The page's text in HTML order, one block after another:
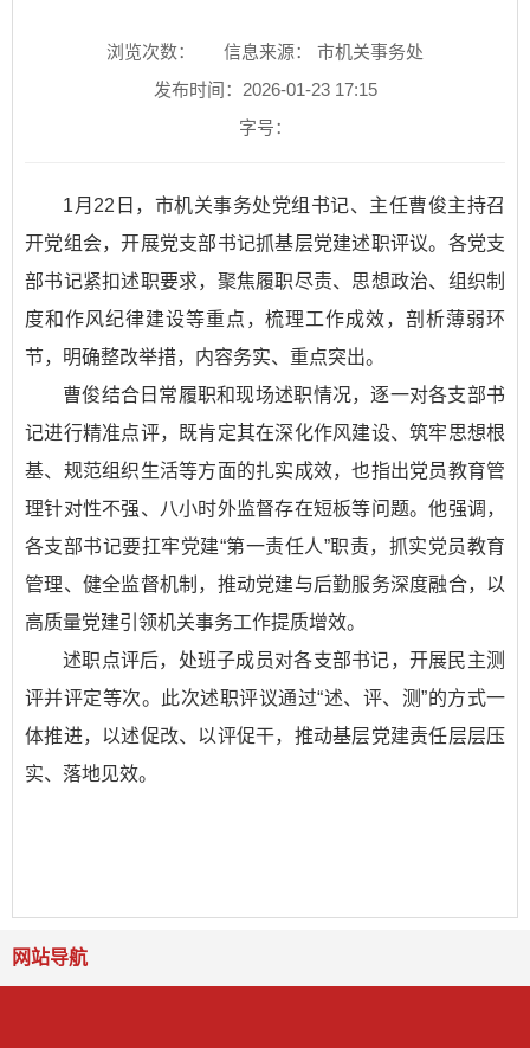
浏览次数：
信息来源： 市机关事务处
发布时间：2026-01-23 17:15
字号：
1月22日，市机关事务处党组书记、主任曹俊主持召
开党组会，开展党支部书记抓基层党建述职评议。各党支
部书记紧扣述职要求，聚焦履职尽责、思想政治、组织制
度和作风纪律建设等重点，梳理工作成效，剖析薄弱环
节，明确整改举措，内容务实、重点突出。
曹俊结合日常履职和现场述职情况，逐一对各支部书
记进行精准点评，既肯定其在深化作风建设、筑牢思想根
基、规范组织生活等方面的扎实成效，也指出党员教育管
理针对性不强、八小时外监督存在短板等问题。他强调，
各支部书记要扛牢党建“第一责任人”职责，抓实党员教育
管理、健全监督机制，推动党建与后勤服务深度融合，以
高质量党建引领机关事务工作提质增效。
述职点评后，处班子成员对各支部书记，开展民主测
评并评定等次。此次述职评议通过“述、评、测”的方式一
体推进，以述促改、以评促干，推动基层党建责任层层压
实、落地见效。
网站导航